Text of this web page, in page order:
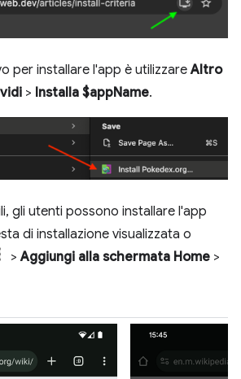
per installare l'app è utilizzareAltro
> Installa $appName.
gli utenti possono installare l'app
di installazione visualizzata o
>Aggiungi alla schermata Home >